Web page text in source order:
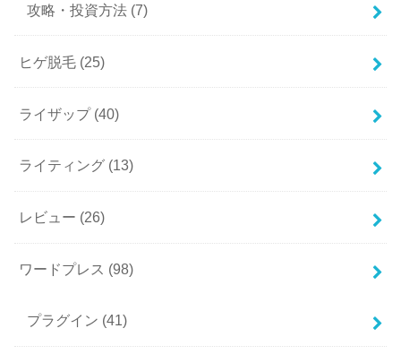
攻略・投資方法 (7)
ヒゲ脱毛 (25)
ライザップ (40)
ライティング (13)
レビュー (26)
ワードプレス (98)
プラグイン (41)